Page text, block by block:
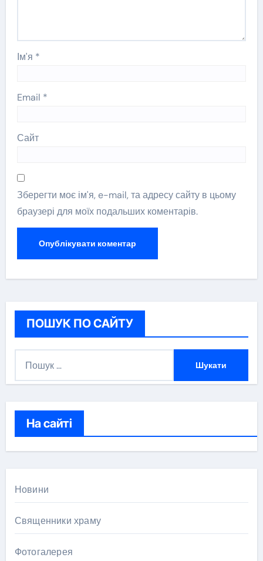
Ім'я *
Email *
Сайт
Зберегти моє ім'я, e-mail, та адресу сайту в цьому
браузері для моїх подальших коментарів.
ПОШУК ПО САЙТУ
:
На сайті
Новини
Священники храму
Фотогалерея